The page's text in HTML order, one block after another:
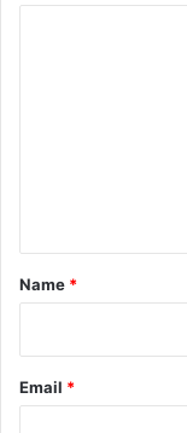
*
Name *
Email *